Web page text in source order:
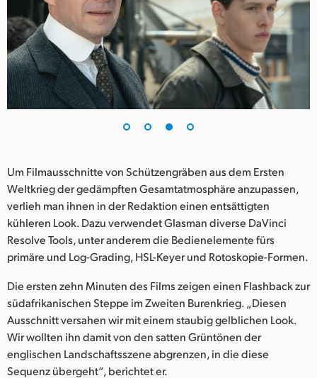
Um Filmausschnitte von Schützengräben aus dem Ersten
Weltkrieg der gedämpften Gesamtatmosphäre anzupassen,
verlieh man ihnen in der Redaktion einen entsättigten
kühleren Look. Dazu verwendet Glasman diverse DaVinci
Resolve Tools, unter anderem die Bedienelemente fürs
primäre und Log-Grading, HSL-Keyer und Rotoskopie-Formen.
Die ersten zehn Minuten des Films zeigen einen Flashback zur
südafrikanischen Steppe im Zweiten Burenkrieg. „Diesen
Ausschnitt versahen wir mit einem staubig gelblichen Look.
Wir wollten ihn damit von den satten Grüntönen der
englischen Landschaftsszene abgrenzen, in die diese
Sequenz übergeht“, berichtet er.